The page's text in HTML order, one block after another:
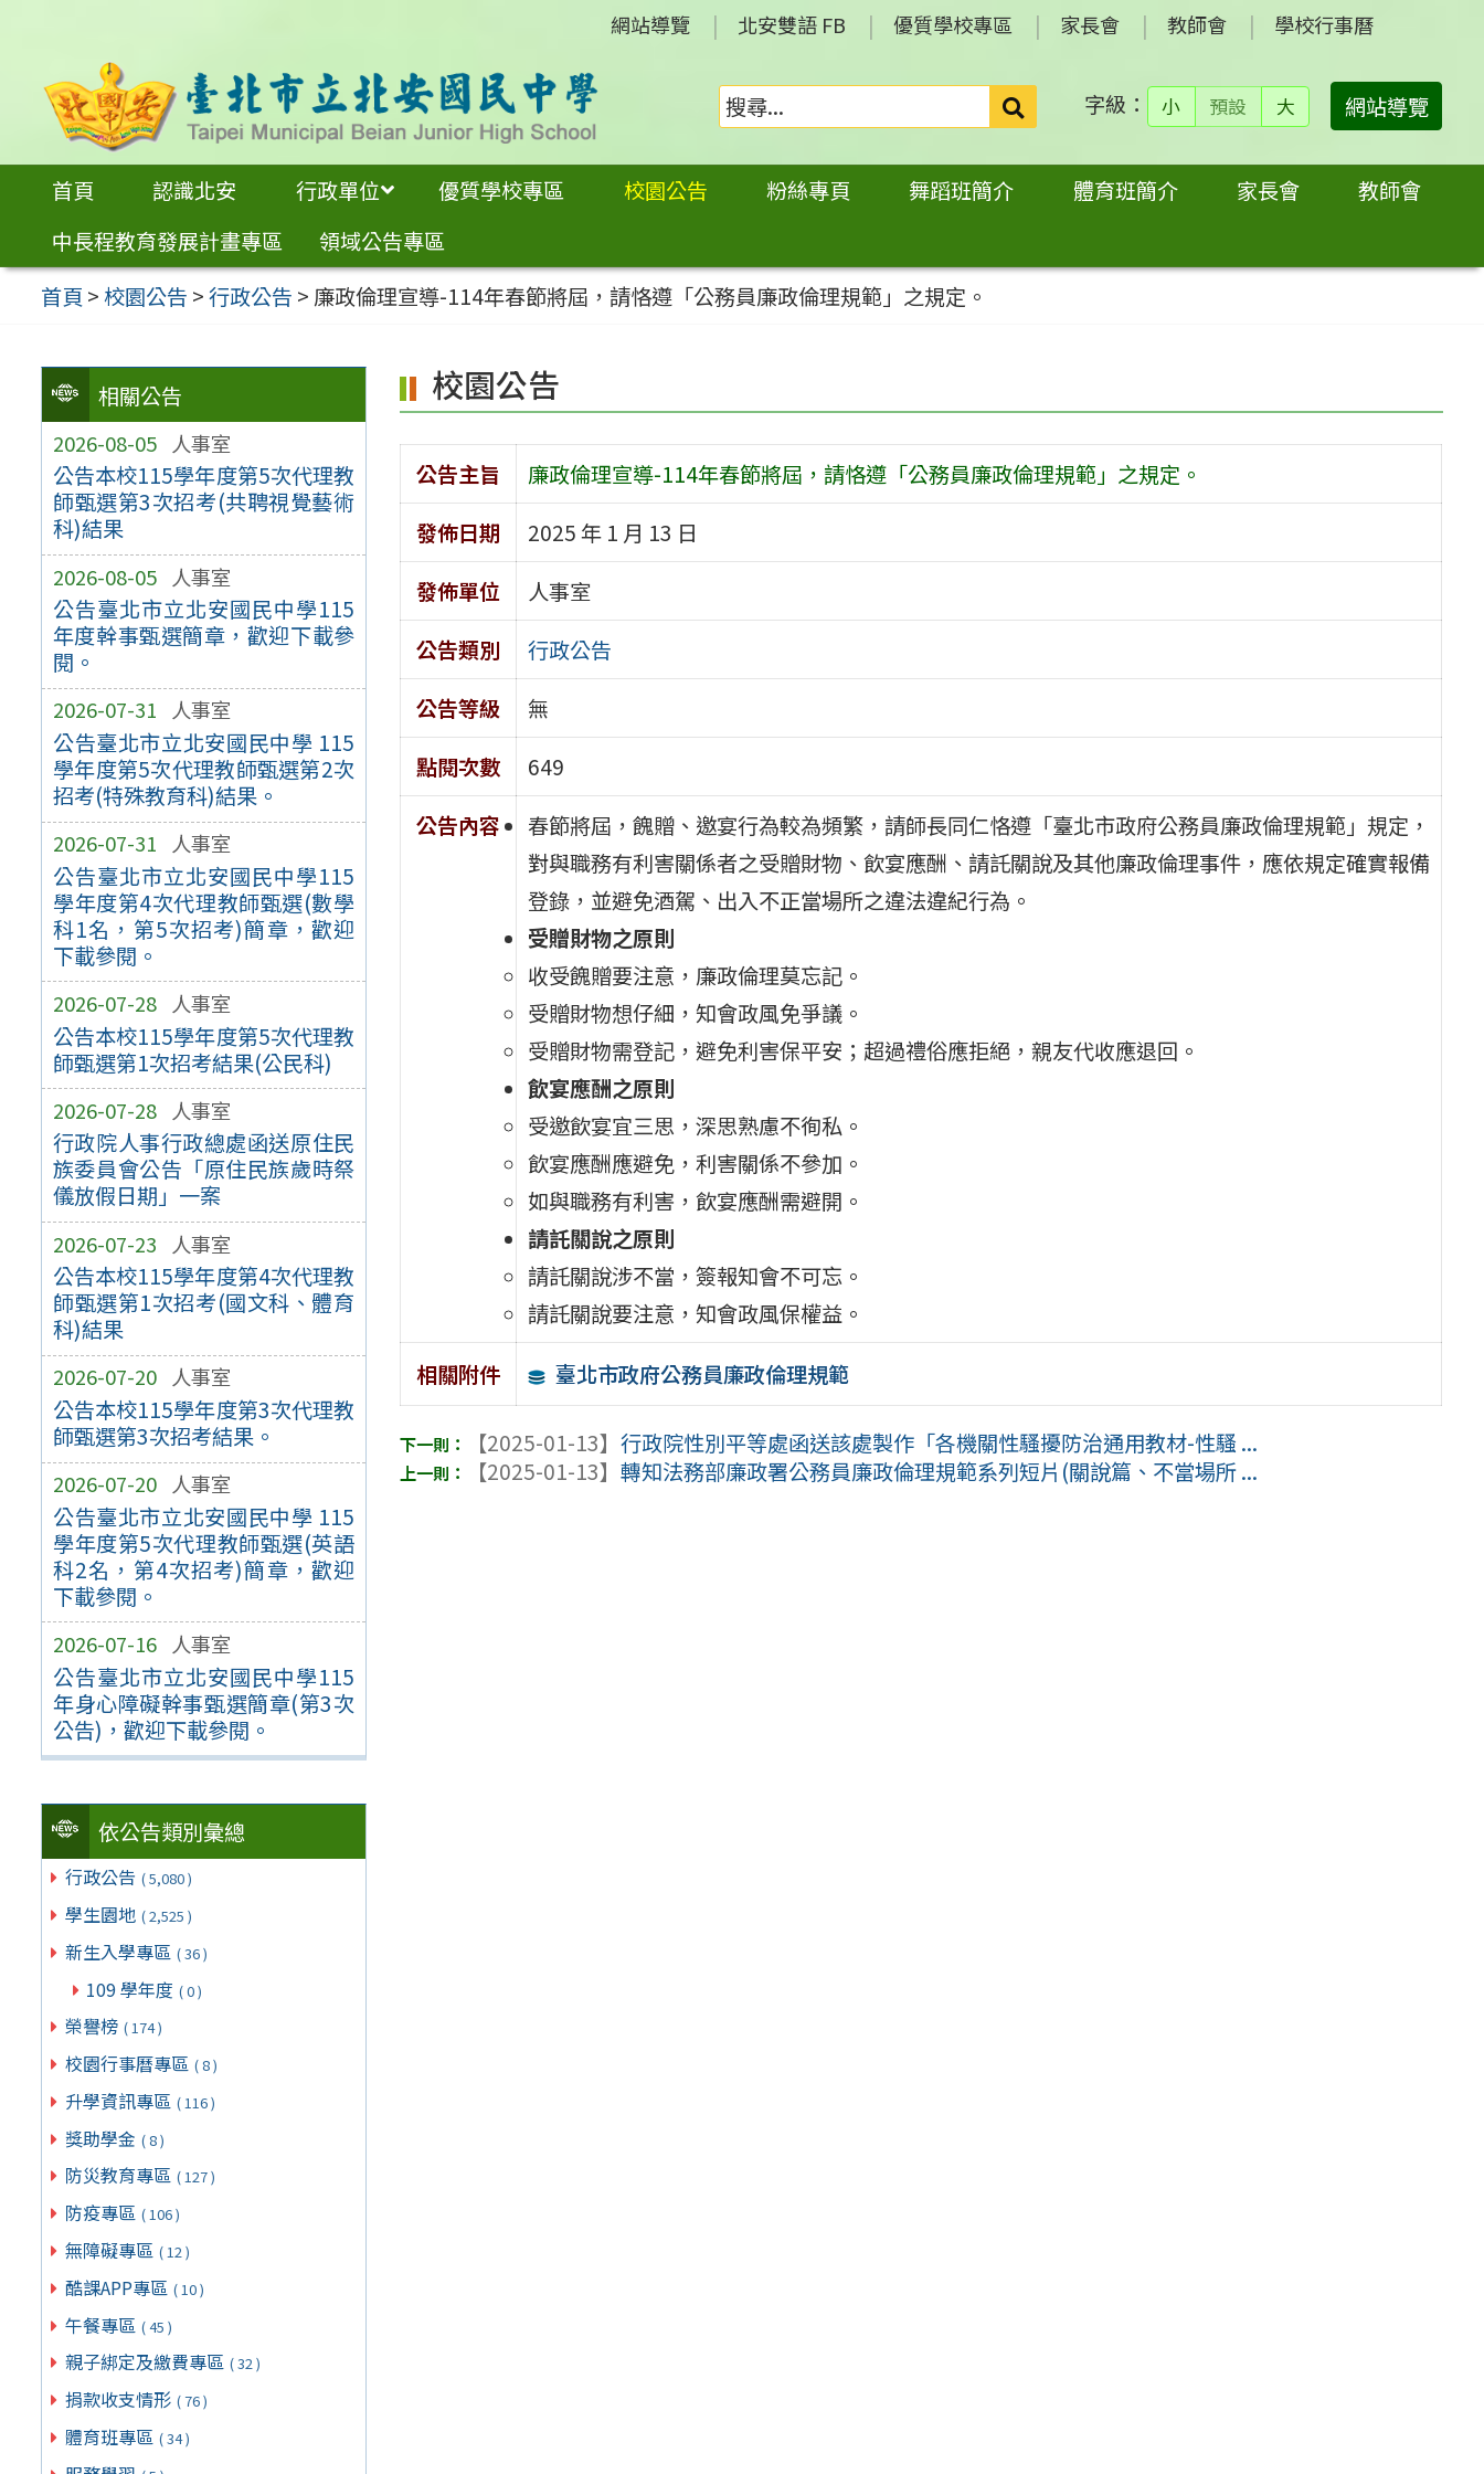
內
網站導覽 北安雙語 FB 優質學校專區 家長會 教師會 學校行事曆
搜
尋：
字級： 小 預設 大 網站導覽
首頁 認識北安 行政單位 優質學校專區 校園公告 粉絲專頁 舞蹈班簡介 體育班簡介 家長會
教師會
中長程教育發展計畫專區
領域公告專區
首頁 >校園公告 >行政公告 > 廉政倫理宣導-114年春節將屆，請恪遵「公務員廉政倫理規範」之規定。
相關公告
2026-08-05 人事室
公告本校115學年度第5次代理教
師甄選第3次招考(共聘視覺藝術
科)結果
2026-08-05 人事室
公告臺北市立北安國民中學115
年度幹事甄選簡章，歡迎下載參
閱。
2026-07-31 人事室
公告臺北市立北安國民中學 115
學年度第5次代理教師甄選第2次
招考(特殊教育科)結果。
2026-07-31 人事室
公告臺北市立北安國民中學115
學年度第4次代理教師甄選(數學
科1名，第5次招考)簡章，歡迎
下載參閱。
2026-07-28 人事室
公告本校115學年度第5次代理教
師甄選第1次招考結果(公民科)
2026-07-28 人事室
行政院人事行政總處函送原住民
族委員會公告「原住民族歲時祭
儀放假日期」一案
2026-07-23 人事室
公告本校115學年度第4次代理教
師甄選第1次招考(國文科、體育
科)結果
2026-07-20 人事室
公告本校115學年度第3次代理教
師甄選第3次招考結果。
2026-07-20 人事室
公告臺北市立北安國民中學 115
學年度第5次代理教師甄選(英語
科2名，第4次招考)簡章，歡迎
下載參閱。
2026-07-16 人事室
公告臺北市立北安國民中學115
年身心障礙幹事甄選簡章(第3次
公告)，歡迎下載參閱。
依公告類別彙總
行政公告 ( 5,080 )
學生園地 ( 2,525 )
新生入學專區 ( 36 )
109 學年度 ( 0 )
榮譽榜 ( 174 )
校園行事曆專區 ( 8 )
升學資訊專區 ( 116 )
獎助學金 ( 8 )
防災教育專區 ( 127 )
防疫專區 ( 106 )
無障礙專區 ( 12 )
酷課APP專區 ( 10 )
午餐專區 ( 45 )
親子綁定及繳費專區 ( 32 )
捐款收支情形 ( 76 )
體育班專區 ( 34 )
校園公告
公告主旨
廉政倫理宣導-114年春節將屆，請恪遵「公務員廉政倫理規範」之規定。
發佈日期
2025 年 1 月 13 日
發佈單位
人事室
公告類別
行政公告
公告等級
無
點閱次數
649
公告內容
春節將屆，餽贈、邀宴行為較為頻繁，請師長同仁恪遵「臺北市政府公務員廉政倫理規範」規定，
對與職務有利害關係者之受贈財物、飲宴應酬、請託關說及其他廉政倫理事件，應依規定確實報備
登錄，並避免酒駕、出入不正當場所之違法違紀行為。
受贈財物之原則
收受餽贈要注意，廉政倫理莫忘記。
受贈財物想仔細，知會政風免爭議。
受贈財物需登記，避免利害保平安；超過禮俗應拒絕，親友代收應退回。
飲宴應酬之原則
受邀飲宴宜三思，深思熟慮不徇私。
飲宴應酬應避免，利害關係不參加。
如與職務有利害，飲宴應酬需避開。
請託關說之原則
請託關說涉不當，簽報知會不可忘。
請託關說要注意，知會政風保權益。
相關附件
臺北市政府公務員廉政倫理規範
【2025-01-13】行政院性別平等處函送該處製作「各機關性騷擾防治通用教材-性騷 ...
【2025-01-13】轉知法務部廉政署公務員廉政倫理規範系列短片(關說篇、不當場所 ...